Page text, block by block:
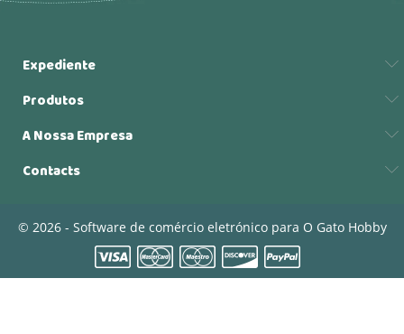
Expediente
Produtos
A Nossa Empresa
Contacts
© 2026 - Software de comércio eletrónico para O Gato Hobby